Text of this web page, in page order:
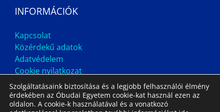
INFORMÁCIÓK
Kapcsolat
Közérdekű adatok
Adatvédelem
Cookie nyilatkozat
Szolgáltatásaink biztosítása és a legjobb felhasználói élmény
érdekében az Óbudai Egyetem cookie-kat használ ezen az
oldalon. A cookie-k használatával és a vonatkozó